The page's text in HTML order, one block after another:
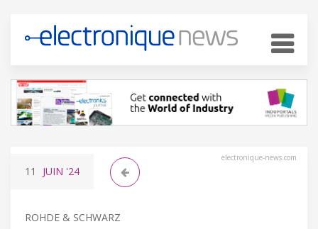
electronique-news.com
11 JUIN '24
ROHDE & SCHWARZ